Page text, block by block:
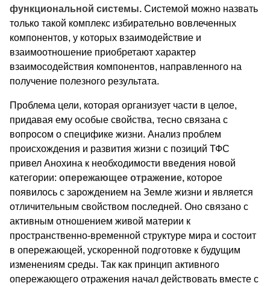
функциональной системы. Системой можно назвать
только такой комплекс избирательно вовлеченных
компонентов, у которых взаимодействие и
взаимоотношение приобретают характер
взаимосодействия компонентов, направленного на
получение полезного результата.
Проблема цели, которая организует части в целое,
придавая ему особые свойства, тесно связана с
вопросом о специфике жизни. Анализ проблем
происхождения и развития жизни с позиций ТФС
привел Анохина к необходимости введения новой
категории: опережающее отражение, которое
появилось с зарождением на Земле жизни и является
отличительным свойством последней. Оно связано с
активным отношением живой материи к
пространственно-временной структуре мира и состоит
в опережающей, ускоренной подготовке к будущим
изменениям среды. Так как принцип активного
опережающего отражения начал действовать вместе с